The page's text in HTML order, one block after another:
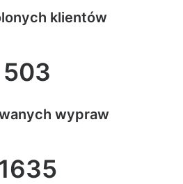
klientów
503
wypraw
1635